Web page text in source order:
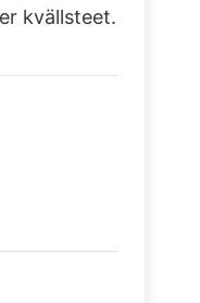
kvällsteet.